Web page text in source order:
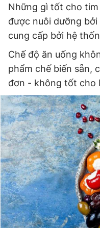
Theo dõi báo trên
0906 645 777
Đặt báo Quảng cáo
Tổng biên tập: Nguyễn
Phó tổng biên tập thường
Phó tổng biên tập: Lâm
Phó tổng biên tập: Trần
Tổng thư ký tòa soạn: Đức
Giấy phép xuất bản số
© 2003-2026 Bản quyền
chép dưới mọi hình thức
bản. Phát triển bởi ePi
Những gì tốt cho
được nuôi dưỡng
cung cấp bởi hệ
Chế độ ăn uống
phẩm chế biến sẵn,
đơn - không tốt cho